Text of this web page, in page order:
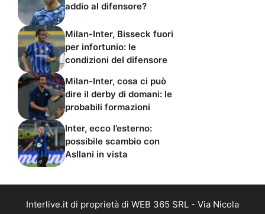
addio al difensore?
Milan-Inter, Bisseck fuori
per infortunio: le
condizioni del difensore
Milan-Inter, cosa ci può
dire il derby di domani: le
probabili formazioni
Inter, ecco l’esterno:
possibile scambio con
Asllani in vista
Interlive.it di proprietà di WEB 365 SRL - Via Nicola